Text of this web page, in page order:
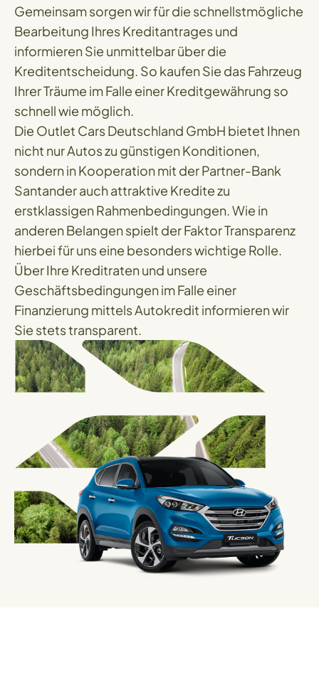
Gemeinsam sorgen wir für die schnellstmögliche
Bearbeitung Ihres Kreditantrages und
informieren Sie unmittelbar über die
Kreditentscheidung. So kaufen Sie das Fahrzeug
Ihrer Träume im Falle einer Kreditgewährung so
schnell wie möglich.
Die Outlet Cars Deutschland GmbH bietet Ihnen
nicht nur Autos zu günstigen Konditionen,
sondern in Kooperation mit der Partner-Bank
Santander auch attraktive Kredite zu
erstklassigen Rahmenbedingungen. Wie in
anderen Belangen spielt der Faktor Transparenz
hierbei für uns eine besonders wichtige Rolle.
Über Ihre Kreditraten und unsere
Geschäftsbedingungen im Falle einer
Finanzierung mittels Autokredit informieren wir
Sie stets transparent.